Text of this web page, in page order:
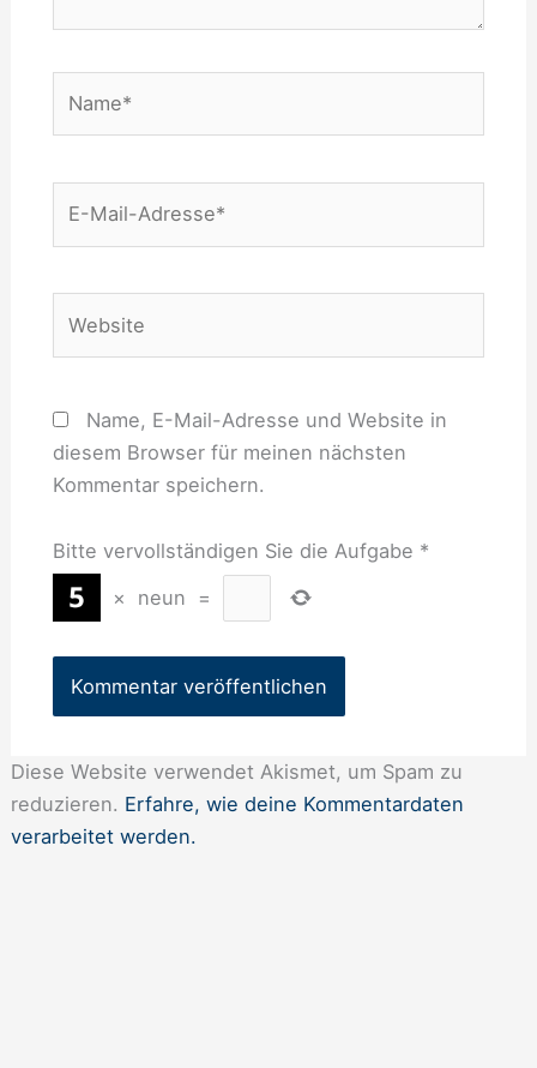
Mail-
Name, E-Mail-Adresse und Website in
diesem Browser für meinen nächsten
Kommentar speichern.
Bitte vervollständigen Sie die Aufgabe *
×
neun =
Diese Website verwendet Akismet, um Spam zu
reduzieren. Erfahre, wie deine Kommentardaten
verarbeitet werden.